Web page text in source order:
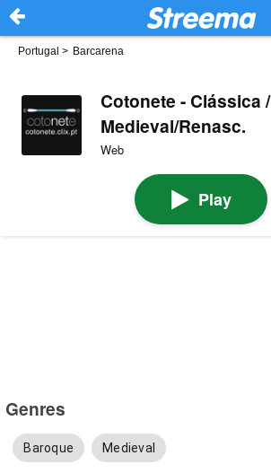
Portugal > Barcarena
Cotonete - Clássica /
Medieval/Renasc.
Web
Play
Genres
Baroque Medieval